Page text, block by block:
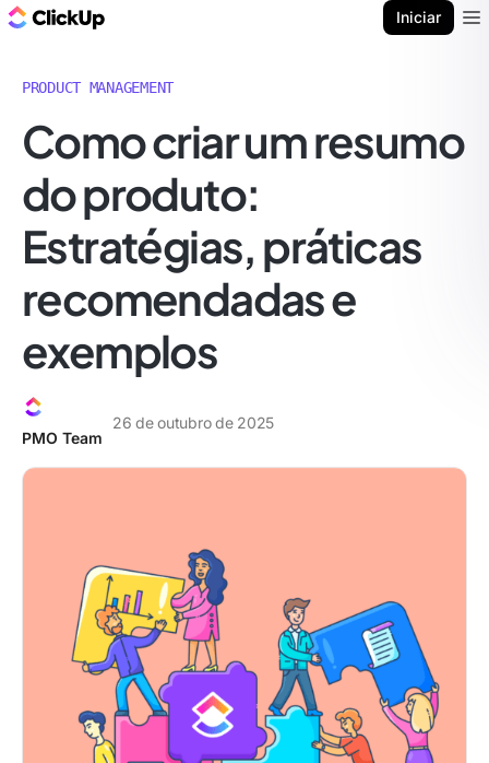
Iniciar
PRODUCT MANAGEMENT
Como criar um resumo
do produto:
Estratégias, práticas
recomendadas e
exemplos
PMO Team
26 de outubro de 2025